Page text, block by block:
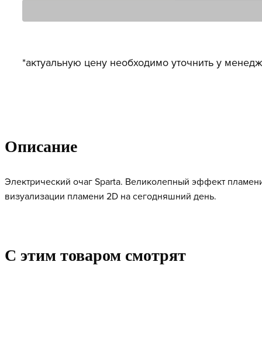
*актуальную цену необходимо уточнить у
Описание
Электрический очаг Sparta. Великолепный эффект
визуализации пламени 2D на сегодняшний день.
C этим товаром смотрят